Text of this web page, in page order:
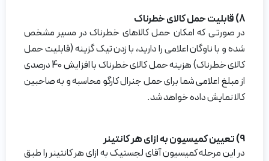
8) قابلیت حمل کالای خطرناک
در صورتی که امکان حمل کالاهای خطرناک در مسیر مشخص
شده و با ناوگان اعلامی را دارید، با زدن تیک گزینه (قابلیت حمل
کالای خطرناک) هزینه حمل کالای خطرناک با افزایش 40 درصدی
از مبلغ اعلامی شما برای حمل جنرال کارگو محاسبه و به صاحبین
کالا نمایش داده خواهد شد.
9) تعیین کمیسیون به ازای هر کانتینر
در این مرحله کمیسیون آقای لجستیک به ازای هر کانتینر را طبق